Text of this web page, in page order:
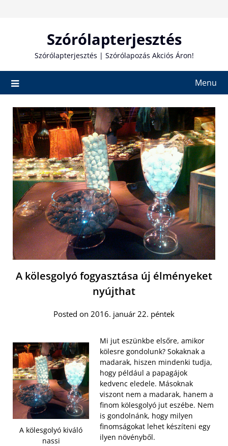
Szórólapterjesztés
Szórólapterjesztés | Szórólapozás Akciós Áron!
Menu
A kölesgolyó fogyasztása új élményeket
nyújthat
Posted on 2016. január 22. péntek
A kölesgolyó kiváló
nassi
Mi jut eszünkbe elsőre, amikor
kölesre gondolunk? Sokaknak a
madarak, hiszen mindenki tudja,
hogy például a papagájok
kedvenc eledele. Másoknak
viszont nem a madarak, hanem a
finom kölesgolyó jut eszébe. Nem
is gondolnánk, hogy milyen
finomságokat lehet készíteni egy
ilyen növényből.